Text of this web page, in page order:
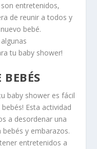
entretenidos,
de reunir a todos y
bebé.
tu baby shower!
BEBÉS
baby shower es fácil
Esta actividad
a desordenar una
y embarazos.
entretenidos a